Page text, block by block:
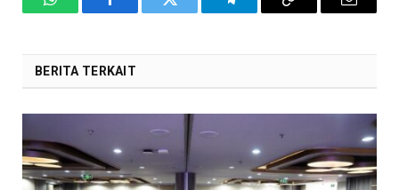
WhatsAppFacebookTwitter TelegramCopy
Email
BERITA TERKAIT